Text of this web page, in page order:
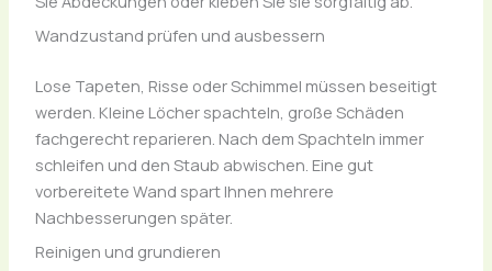
Wandzustand prüfen und ausbessern
Lose Tapeten, Risse oder Schimmel müssen beseitigt
werden. Kleine Löcher spachteln, große Schäden
fachgerecht reparieren. Nach dem Spachteln immer
schleifen und den Staub abwischen. Eine gut
vorbereitete Wand spart Ihnen mehrere
Nachbesserungen später.
Reinigen und grundieren